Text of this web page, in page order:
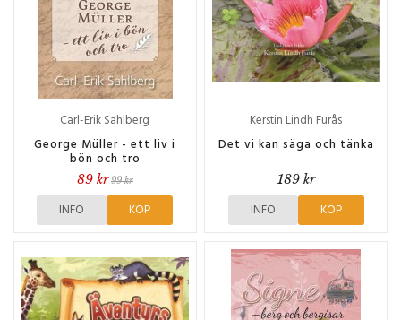
Carl-Erik Sahlberg
George Müller - ett liv i
bön och tro
89 kr 99 kr
INFO KÖP
Kerstin Lindh Furås
Det vi kan säga och tänka
189 kr
INFO KÖP